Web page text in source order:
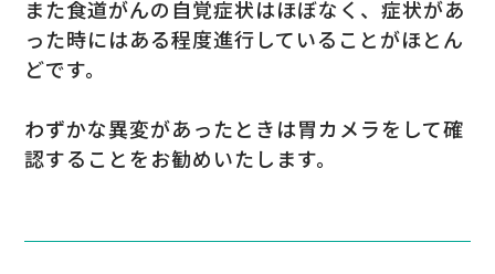
また食道がんの自覚症状はほぼなく、症状があ
った時にはある程度進行していることがほとん
どです。
わずかな異変があったときは胃カメラをして確
認することをお勧めいたします。